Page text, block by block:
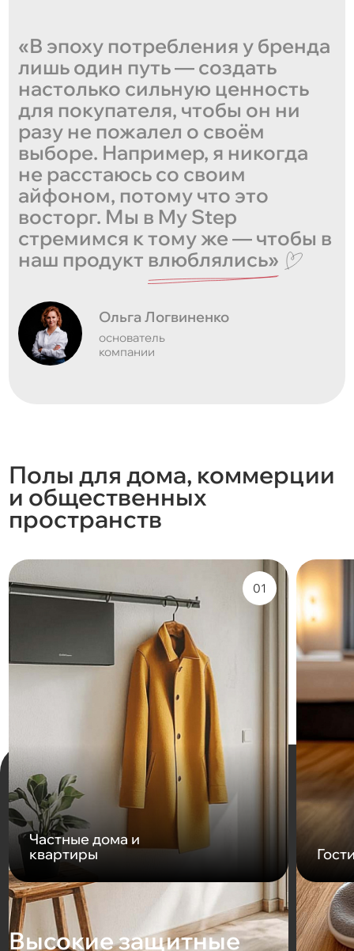
«В эпоху потребления у бренда
лишь один путь — создать
настолько сильную ценность
для покупателя, чтобы он ни
разу не пожалел о своём
выборе. Например, я никогда
не расстаюсь со своим
айфоном, потому что это
восторг. Мы в My Step
стремимся к тому же — чтобы в
наш продукт влюблялись»
Ольга Логвиненко
основатель
компании
Полы для дома, коммерции
и общественных
пространств
Частные дома и
квартиры
Высокие защитные